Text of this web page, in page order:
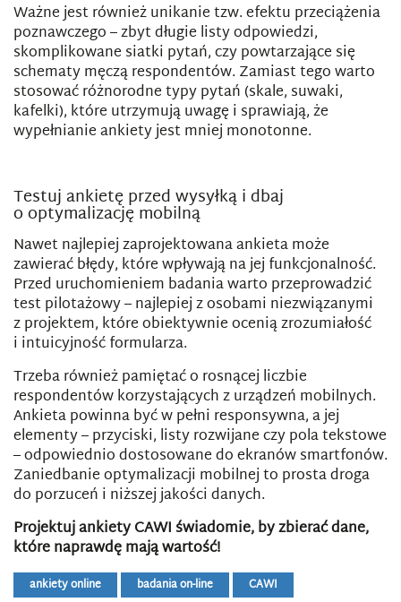
Ważne jest również unikanie tzw. efektu przeciążenia
poznawczego – zbyt długie listy odpowiedzi,
skomplikowane siatki pytań, czy powtarzające się
schematy męczą respondentów. Zamiast tego warto
stosować różnorodne typy pytań (skale, suwaki,
kafelki), które utrzymują uwagę i sprawiają, że
wypełnianie ankiety jest mniej monotonne.
Testuj ankietę przed wysyłką i dbaj
o optymalizację mobilną
Nawet najlepiej zaprojektowana ankieta może
zawierać błędy, które wpływają na jej funkcjonalność.
Przed uruchomieniem badania warto przeprowadzić
test pilotażowy – najlepiej z osobami niezwiązanymi
z projektem, które obiektywnie ocenią zrozumiałość
i intuicyjność formularza.
Trzeba również pamiętać o rosnącej liczbie
respondentów korzystających z urządzeń mobilnych.
Ankieta powinna być w pełni responsywna, a jej
elementy – przyciski, listy rozwijane czy pola tekstowe
– odpowiednio dostosowane do ekranów smartfonów.
Zaniedbanie optymalizacji mobilnej to prosta droga
do porzuceń i niższej jakości danych.
Projektuj ankiety CAWI świadomie, by zbierać dane,
które naprawdę mają wartość!
ankiety online badania on-line CAWI